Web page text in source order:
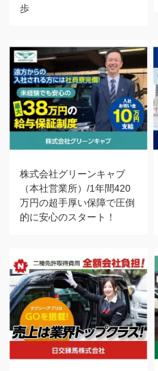
歩
株式会社グリーンキャブ
（本社営業所）/1年間420
万円の超手厚い保障で圧倒
的に安心のスタート！